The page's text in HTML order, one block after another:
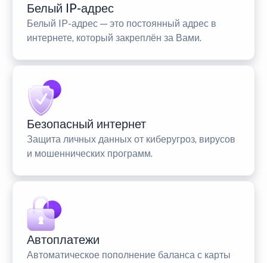
Белый IP-адрес
Белый IP-адрес — это постоянный адрес в
интернете, который закреплён за Вами.
Безопасный интернет
Защита личных данных от киберугроз, вирусов
и мошеннических программ.
Автоплатежи
Автоматическое пополнение баланса с карты